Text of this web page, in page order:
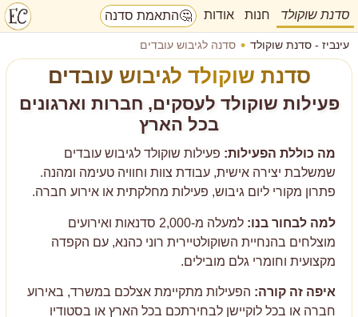
סדנת שוקולד חנות אודות 🤔התאמת סדנה
עינביז - סדנת שוקולד סדנה לגיבוש עובדים
סדנת שוקולד לגיבוש עובדים
פעילות שוקולד לעסקים, חברות וארגונים
בכל הארץ
מה כוללת הפעילות: פעילות שוקולד לגיבוש עובדים
שמשלבת יצירה אישית, עבודת צוות וחוויה טעימה ומהנה.
פתרון מקורי ליום גיבוש, פעילות מחלקתית או אירוע חברה.
למה לבחור בנו:
למעלה מ-2,000 סדנאות ואירועים
מוצלחים בהנחיית השוקולטיירית רוני כהנא, עם הקפדה
מקצועית וחומרי גלם מובילים.
איפה זה קורה: הפעילות מתקיימת אצלכם במשרד, באירוע
חברה או בכל לוקיישן לבחירתכם בכל הארץ או בסטודיו